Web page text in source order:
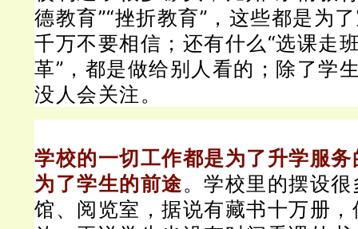
德教育”“挫折教育”，这些都是为
千万不要相信； 还有什么“选课走
革”，都是做给别人看的； 除了学
没人会关注。
学校的一切工作都是为了升学服
为了学生的前途。 学校里的摆设
馆、阅览室，据说有藏书十万册